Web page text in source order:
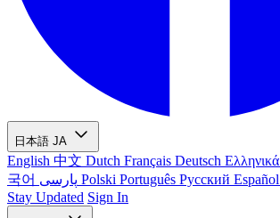
日本語 JA
English 中文 Dutch Français Deutsch Ελληνικά
국어
Polski Português Русский Español
Stay Updated Sign In